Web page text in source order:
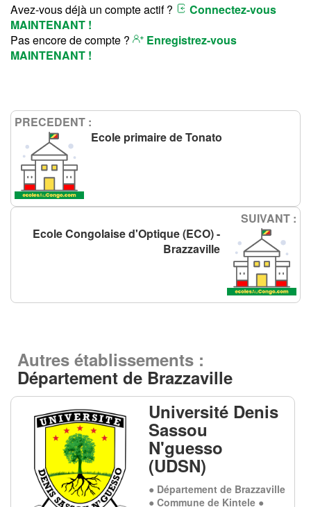
Avez-vous déjà un compte actif ?
Connectez-vous
MAINTENANT !
Pas encore de compte ?
Enregistrez-vous
MAINTENANT !
PRECEDENT :
Ecole primaire de Tonato
SUIVANT :
Ecole Congolaise d'Optique (ECO) -
Brazzaville
Autres établissements :
Département de Brazzaville
Université Denis
Sassou
N'guesso
(UDSN)
● Département de Brazzaville
● Commune de Kintele ●